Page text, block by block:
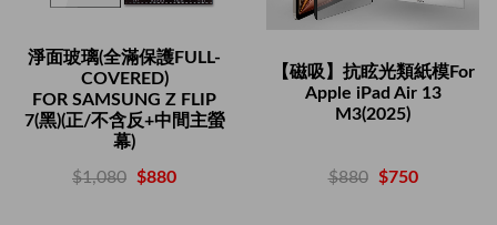
淨面玻璃(全滿保護FULL-
COVERED)
FOR SAMSUNG Z FLIP
7(黑)(正/不含反+中間主螢
幕)
$1,080 $880
【磁吸】抗眩光類紙模For
Apple iPad Air 13
M3(2025)
$880 $750